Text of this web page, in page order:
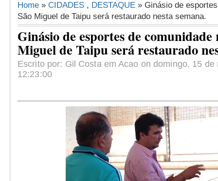
Home » CIDADES , DESTAQUE » Ginásio de
São Miguel de Taipu será restaurado nesta semana.
Ginásio de esportes de
Miguel de Taipu será restaurado
Escrito por: Gil Costa em Acao on domingo, 15
12:23:00